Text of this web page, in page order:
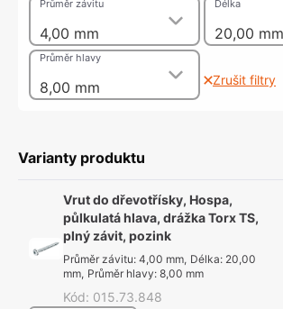
4,00 mm
Průměr závitu
20,00 mm
Délka
8,00 mm
Průměr hlavy
Zrušit filtry
Varianty produktu
Vrut do dřevotřísky, Hospa,
půlkulatá hlava, drážka Torx TS,
plný závit, pozink
Průměr závitu:4,00 mm, Délka: 20,00
mm, Průměr hlavy:8,00 mm
Kód: 015.73.848